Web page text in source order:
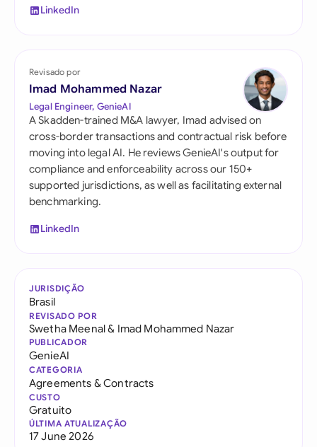
LinkedIn
Revisado por
Imad Mohammed Nazar
Legal Engineer, GenieAI
A Skadden-trained M&A lawyer, Imad advised on
cross-border transactions and contractual risk before
moving into legal AI. He reviews GenieAI's output for
compliance and enforceability across our 150+
supported jurisdictions, as well as facilitating external
benchmarking.
LinkedIn
JURISDIÇÃO
Brasil
REVISADO POR
Swetha Meenal& Imad Mohammed Nazar
PUBLICADOR
GenieAI
CATEGORIA
Agreements & Contracts
CUSTO
Gratuito
ÚLTIMA ATUALIZAÇÃO
17 June 2026